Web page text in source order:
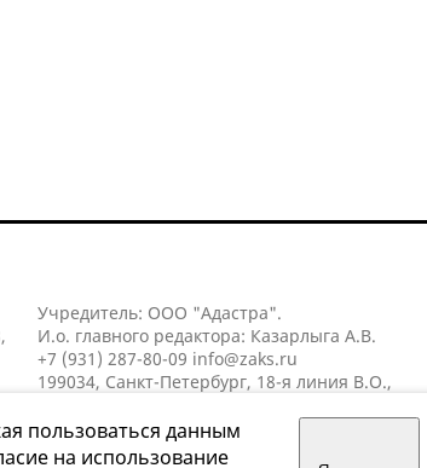
Учредитель: ООО "Адастра".
И.о. главного редактора: Казарлыга А.В.
+7 (931) 287-80-09 info@zaks.ru
199034, Санкт-Петербург, 18-я линия В.О.,
пользоваться данным
на использование